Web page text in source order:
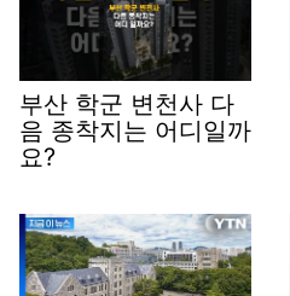
부산 학군 변천사 다
음 종착지는 어디일까
요?